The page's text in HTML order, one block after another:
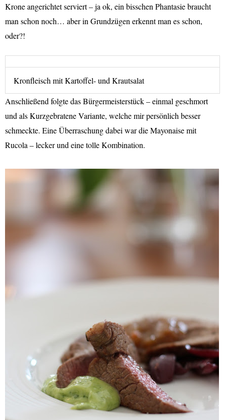
Krone angerichtet serviert – ja ok, ein bisschen Phantasie braucht
man schon noch… aber in Grundzügen erkennt man es schon,
oder?!
Kronfleisch mit Kartoffel- und Krautsalat
Anschließend folgte das Bürgermeisterstück – einmal geschmort
und als Kurzgebratene Variante, welche mir persönlich besser
schmeckte. Eine Überraschung dabei war die Mayonaise mit
Rucola – lecker und eine tolle Kombination.